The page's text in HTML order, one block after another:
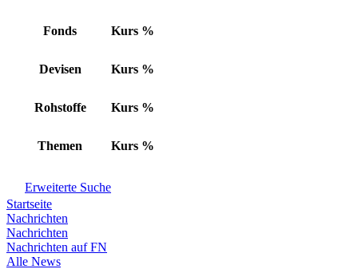
Fonds Kurs %
Devisen Kurs %
Rohstoffe Kurs %
Themen Kurs %
Erweiterte Suche
Startseite
Nachrichten
Nachrichten
Nachrichten auf FN
Alle News